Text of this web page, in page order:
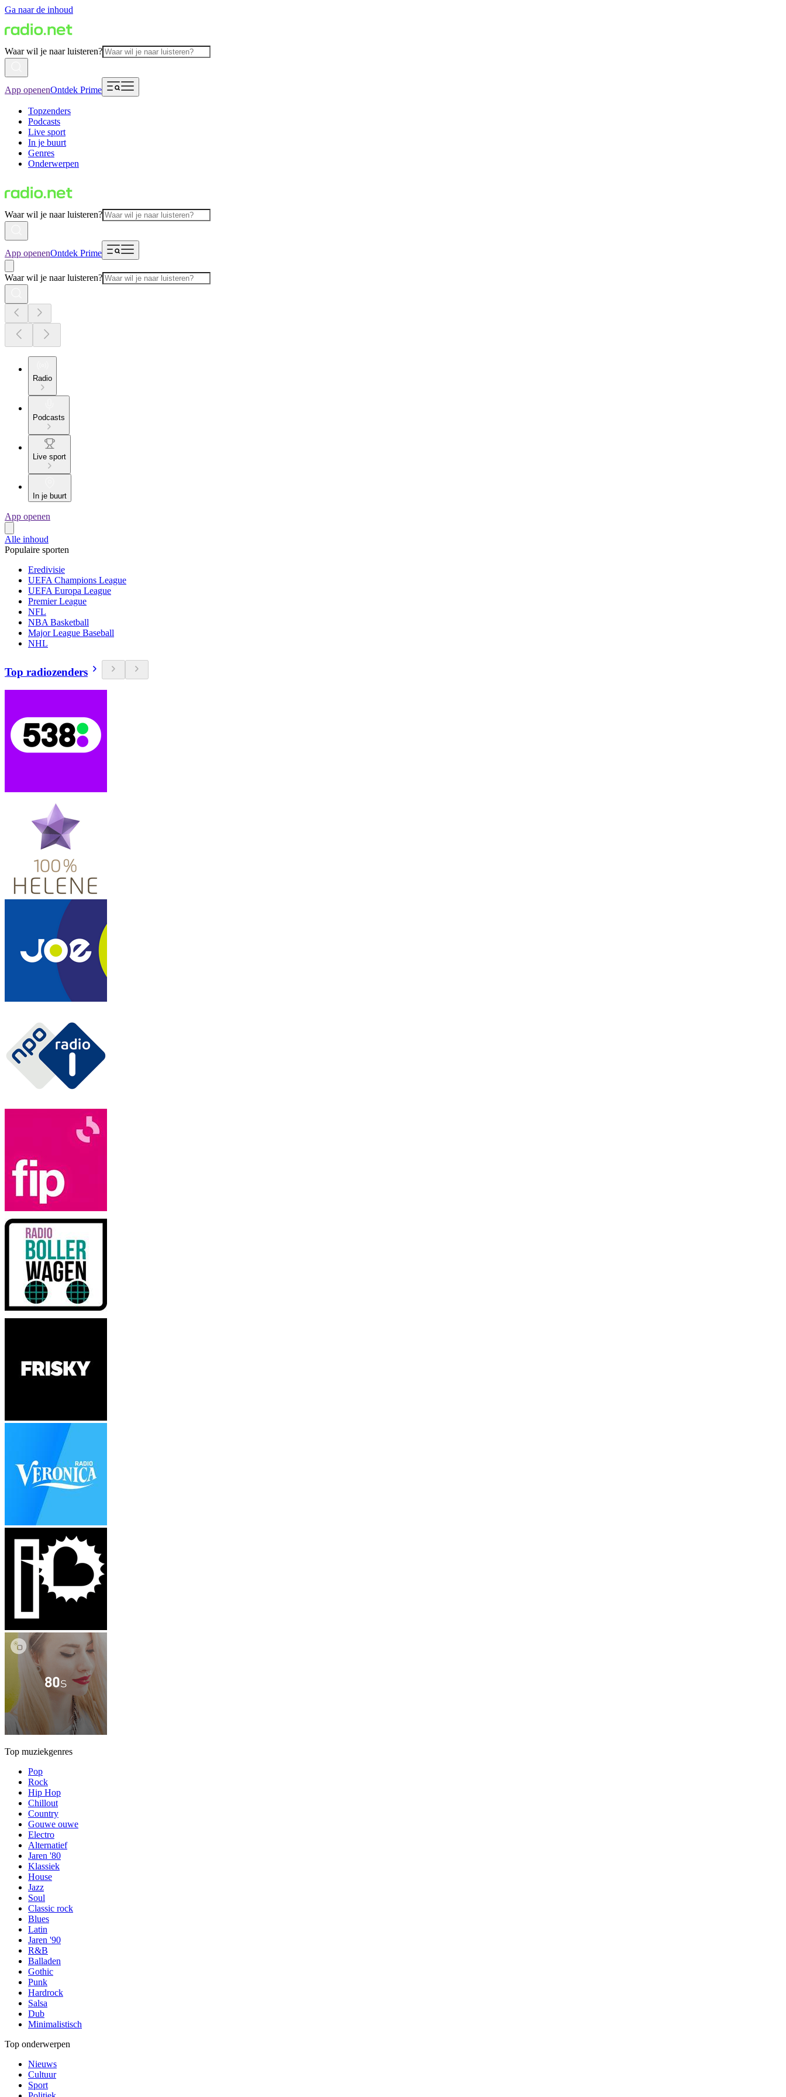
Ga naar de inhoud
Waar wil je naar luisteren?
App openenOntdek Prime
Topzenders
Podcasts
Live sport
In je buurt
Genres
Onderwerpen
Waar wil je naar luisteren?
App openenOntdek Prime
Waar wil je naar luisteren?
Radio
Podcasts
Live sport
In je buurt
App openen
Alle inhoud
Populaire sporten
Eredivisie
UEFA Champions League
UEFA Europa League
Premier League
NFL
NBA Basketball
Major League Baseball
NHL
Top radiozenders
Top muziekgenres
Pop
Rock
Hip Hop
Chillout
Country
Gouwe ouwe
Electro
Alternatief
Jaren '80
Klassiek
House
Jazz
Soul
Classic rock
Blues
Latin
Jaren '90
R&B
Balladen
Gothic
Punk
Hardrock
Salsa
Dub
Minimalistisch
Top onderwerpen
Nieuws
Cultuur
Sport